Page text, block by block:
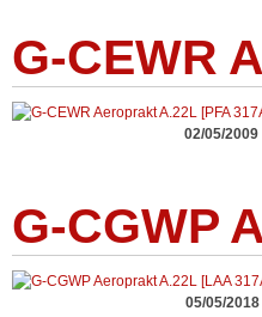
G-CEWR
02/05/2009
G-CGWP
05/05/2018